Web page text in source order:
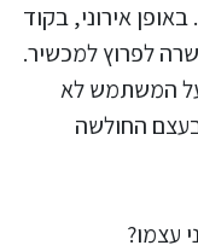
אירוני, בקוד
לפרוץ למכשיר.
על המשתמש לא
החולשה
עצמו?